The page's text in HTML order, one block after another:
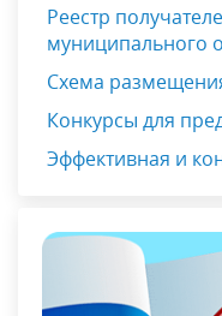
Реестр
муниципального
Схема
Конкурсы для
Эффективная и